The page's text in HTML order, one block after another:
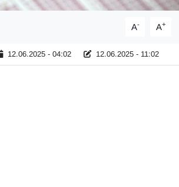
A- A+
12.06.2025 - 04:02 12.06.2025 - 11:02